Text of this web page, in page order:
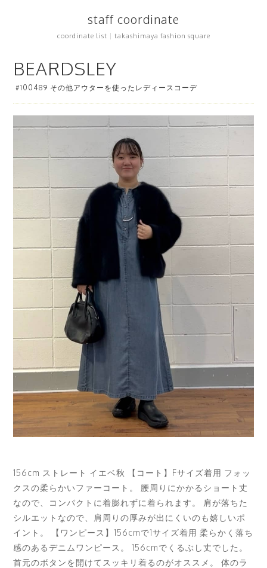
staff coordinate
coordinate list takashimaya fashion square
BEARDSLEY
#100489 その他アウターを使ったレディースコーデ
156cm ストレート イエベ秋 【コート】Fサイズ着用 フォッ
クスの柔らかいファーコート。 腰周りにかかるショート丈
なので、コンパクトに着膨れずに着られます。 肩が落ちた
シルエットなので、肩周りの厚みが出にくいのも嬉しいポ
イント。 【ワンピース】156cmで1サイズ着用 柔らかく落ち
感のあるデニムワンピース。 156cmでくるぶし丈でした。
首元のボタンを開けてスッキリ着るのがオススメ。 体のラ